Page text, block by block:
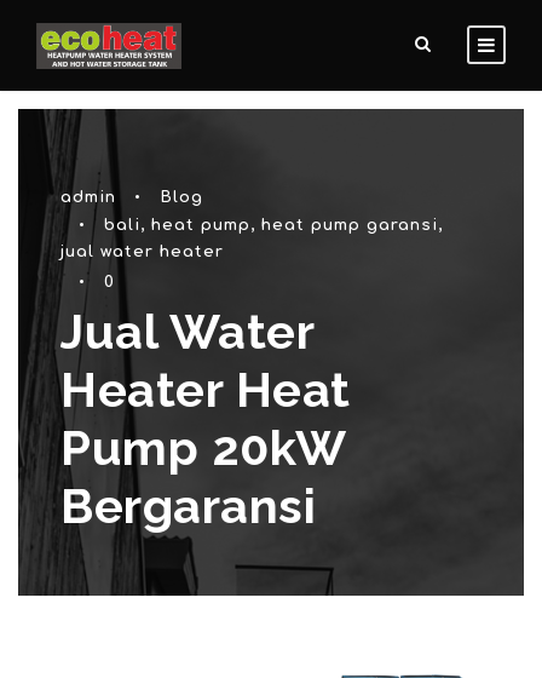
admin •
Blog
•
bali , heat pump , heat pump garansi ,
jual water heater
•
0
Jual Water
Heater Heat
Pump 20kW
Bergaransi